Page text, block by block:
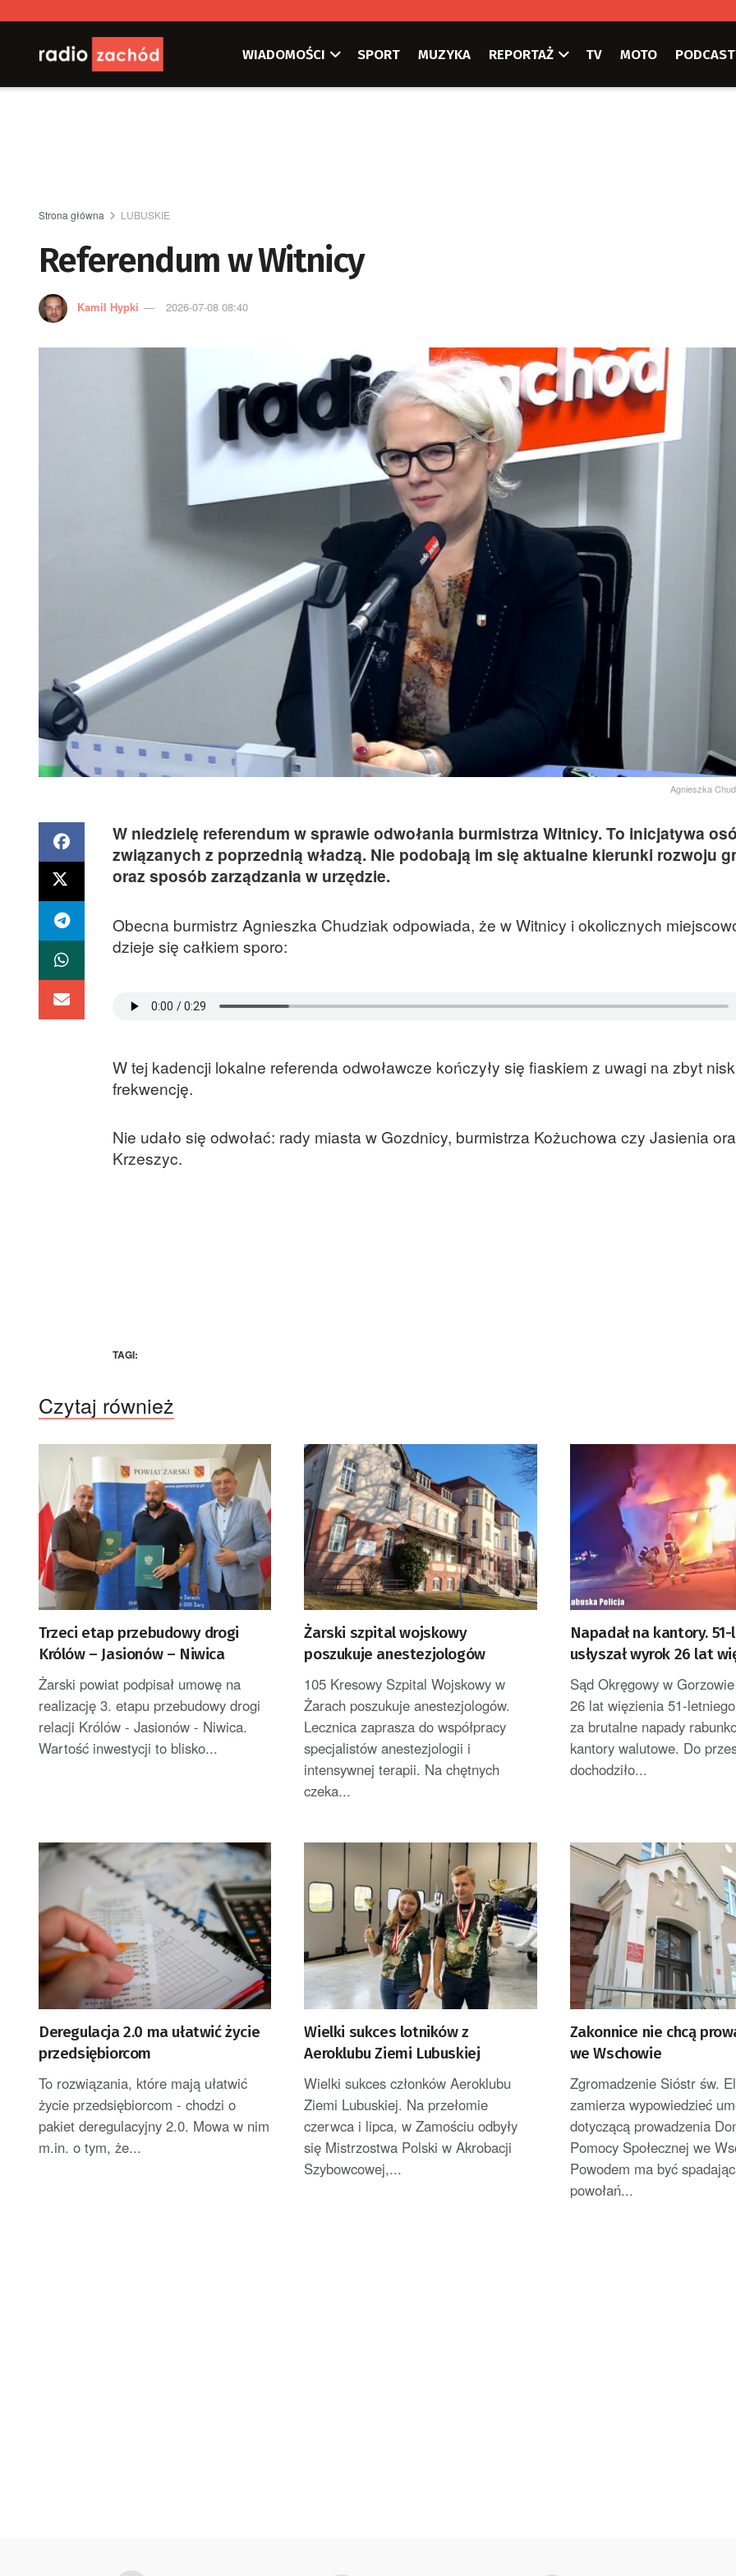
WIADOMOŚCI SPORT MUZYKA REPORTAŻ TV MOTO
Strona główna LUBUSKIE
Referendum w Witnicy
Kamil Hypki 2026-07-08 08:40
Agnieszka
W niedzielę referendum w sprawie odwołania burmistrza Witnicy. To inicjatywa
związanych z poprzednią władzą. Nie podobają im się aktualne kierunki rozwoju
oraz sposób zarządzania w urzędzie.
Obecna burmistrz Agnieszka Chudziak odpowiada, że w Witnicy i okolicznych
dzieje się całkiem sporo:
W tej kadencji lokalne referenda odwoławcze kończyły się fiaskiem z uwagi na zbyt
frekwencję.
Nie udało się odwołać: rady miasta w Gozdnicy, burmistrza Kożuchowa czy Jasienia
Krzeszyc.
TAGI:
Czytaj również
Trzeci etap przebudowy drogi
Królów – Jasionów – Niwica
Żarski powiat podpisał umowę na
realizację 3. etapu przebudowy drogi
relacji Królów - Jasionów - Niwica.
Wartość inwestycji to blisko...
Żarski szpital wojskowy
poszukuje anestezjologów
105 Kresowy Szpital Wojskowy w
Żarach poszukuje anestezjologów.
Lecznica zaprasza do współpracy
specjalistów anestezjologii i
intensywnej terapii. Na chętnych
czeka...
Napadał na kantory.
usłyszał wyrok 26 lat
Sąd Okręgowy w
26 lat więzienia 51-
za brutalne napady
kantory walutowe. Do
dochodziło...
Deregulacja 2.0 ma ułatwić życie
przedsiębiorcom
To rozwiązania, które mają ułatwić
życie przedsiębiorcom - chodzi o
pakiet deregulacyjny 2.0. Mowa w nim
m.in. o tym, że...
Wielki sukces lotników z
Aeroklubu Ziemi Lubuskiej
Wielki sukces członków Aeroklubu
Ziemi Lubuskiej. Na przełomie
czerwca i lipca, w Zamościu odbyły
się Mistrzostwa Polski w Akrobacji
Szybowcowej,...
Zakonnice nie chcą
we Wschowie
Zgromadzenie Sióstr św.
zamierza wypowiedzieć
dotyczącą prowadzenia
Pomocy Społecznej we
Powodem ma być
powołań...